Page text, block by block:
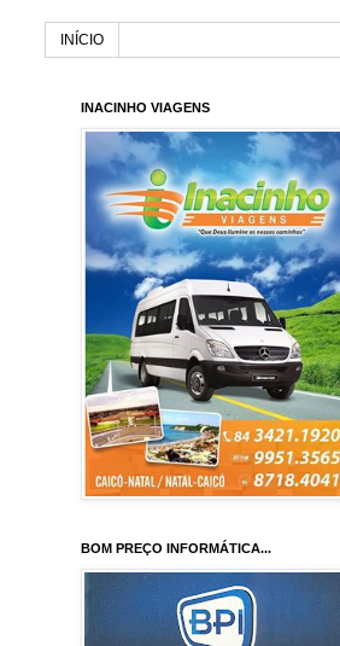
INÍCIO
INACINHO VIAGENS
BOM PREÇO INFORMÁTICA...